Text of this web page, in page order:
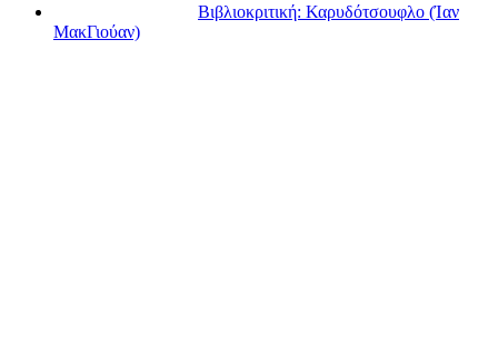
Βιβλιοκριτική: Καρυδότσουφλο (Ίαν
ΜακΓιούαν)